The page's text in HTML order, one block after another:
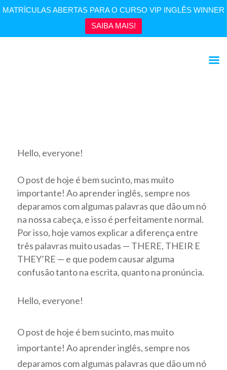
MATRÍCULAS ABERTAS PARA O CURSO VIP INGLÊS WINNER
SAIBA MAIS!
Hello, everyone!
O post de hoje é bem sucinto, mas muito
importante! Ao aprender inglês, sempre nos
deparamos com algumas palavras que dão um nó
na nossa cabeça, e isso é perfeitamente normal.
Por isso, hoje vamos explicar a diferença entre
três palavras muito usadas — THERE, THEIR E
THEY’RE — e que podem causar alguma
confusão tanto na escrita, quanto na pronúncia.
Hello, everyone!
O post de hoje é bem sucinto, mas muito
importante! Ao aprender inglês, sempre nos
deparamos com algumas palavras que dão um nó